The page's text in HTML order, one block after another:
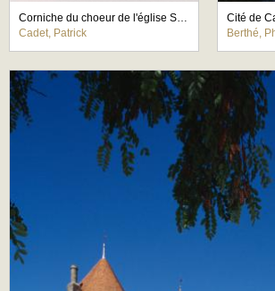
Corniche du choeur de l'église Saint-Nazaire de Carcassonne
Cadet, Patrick
Berthé,